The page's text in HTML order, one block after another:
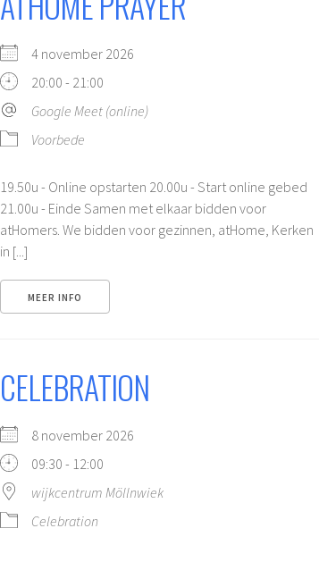
4 november 2026
20:00 - 21:00
Google Meet (online)
Voorbede
19.50u - Online opstarten 20.00u - Start online gebed
21.00u - Einde Samen met elkaar bidden voor
atHomers. We bidden voor gezinnen, atHome, Kerken
in [...]
MEER INFO
CELEBRATION
8 november 2026
09:30 - 12:00
wijkcentrum Möllnwiek
Celebration